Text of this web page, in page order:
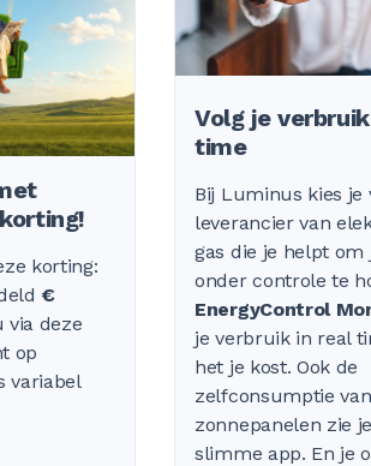
korting:
€
via deze
op
variabel
Volg je
time
Bij Luminus kies je
leverancier van
gas die je helpt
onder controle te
EnergyControl
je verbruik in real
het je kost. Ook de
zelfconsumptie
zonnepanelen zie
slimme app. En je